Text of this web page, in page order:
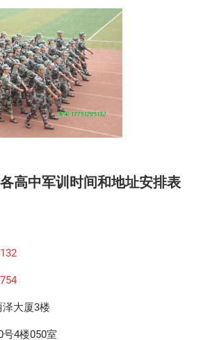
高中军训时间和地址安排表
大厦3楼
4楼050室